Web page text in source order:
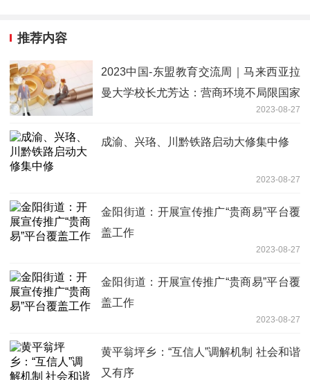
推荐内容
2023中国-东盟教育交流周｜马来西亚拉
曼大学校长尤芳达：营商环境不局限国家
2023-08-27
成渝、兴珞、川黔铁路启动大修集中修
2023-08-27
金阳街道：开展宣传推广“贵商易”平台覆
盖工作
2023-08-27
金阳街道：开展宣传推广“贵商易”平台覆
盖工作
2023-08-27
黄平翁坪乡：“互信人”调解机制 社会和谐
又有序